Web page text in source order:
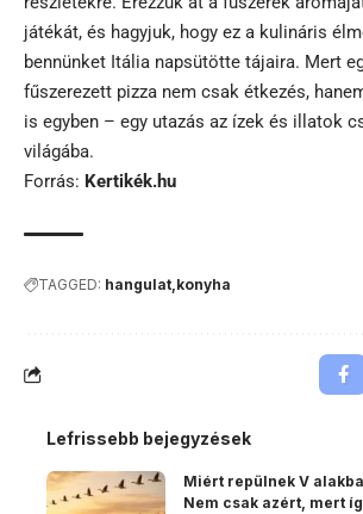
játékát, és hagyjuk, hogy ez a kulináris
bennünket Itália napsütötte tájaira. Mert
fűszerezett pizza nem csak étkezés,
is egyben – egy utazás az ízek és illatok
világába.
Forrás: Kertikék.hu
TAGGED: hangulat konyha
Lefrissebb bejegyzések
Miért repülnek V
Nem csak azért, mert